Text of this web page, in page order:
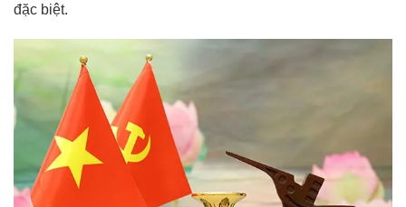
đặc biệt.